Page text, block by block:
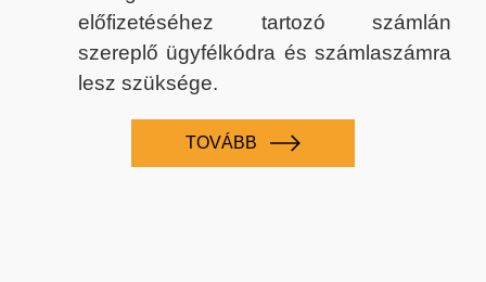
előfizetéséhez tartozó számlán
szereplő ügyfélkódra és számlaszámra
lesz szüksége.
TOVÁBB